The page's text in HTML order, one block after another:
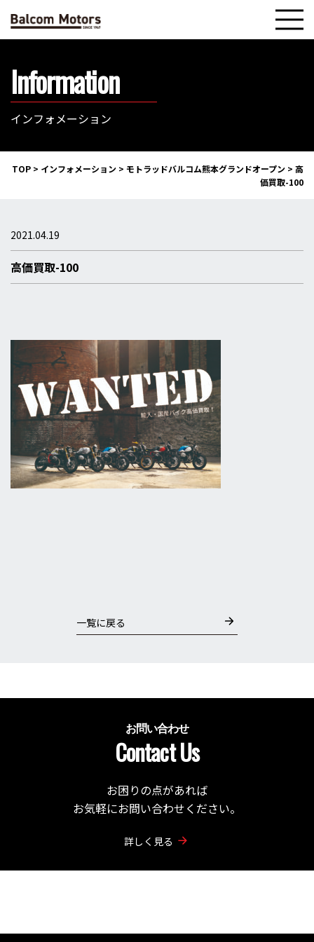
Information
インフォメーション
TOP > インフォメーション > モトラッドバルコム熊本グランドオープン > 高
価買取-100
2021.04.19
高価買取-100
一覧に戻る
お問い合わせ
Contact Us
お困りの点があれば
お気軽にお問い合わせください。
詳しく見る